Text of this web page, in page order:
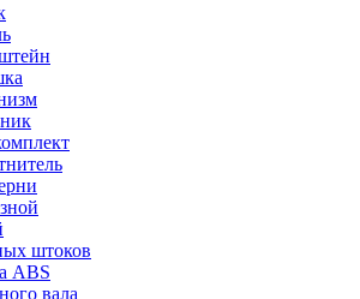
штоков
ABS
вала